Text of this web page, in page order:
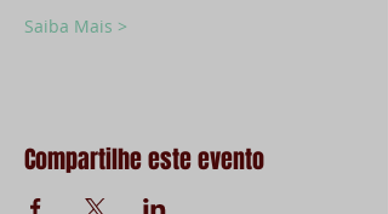
Saiba Mais >
Compartilhe este evento